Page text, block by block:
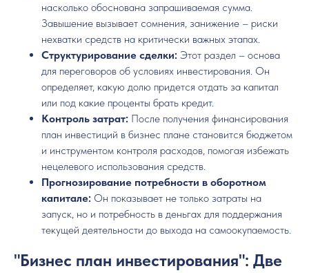
насколько обоснована запрашиваемая сумма.
Завышение вызывает сомнения, занижение – риски
нехватки средств на критически важных этапах.
Структурирование сделки: Этот раздел – основа
для переговоров об условиях инвестирования. Он
определяет, какую долю придется отдать за капитал
или под какие проценты брать кредит.
Контроль затрат: После получения финансирования
план инвестиций в бизнес плане становится бюджетом
и инструментом контроля расходов, помогая избежать
нецелевого использования средств.
Прогнозирование потребности в оборотном
капитале: Он показывает не только затраты на
запуск, но и потребность в деньгах для поддержания
текущей деятельности до выхода на самоокупаемость.
"Бизнес план инвестирования": Две